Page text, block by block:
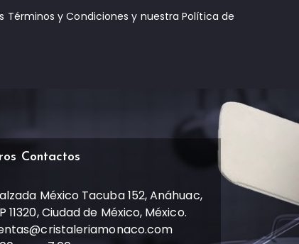
Términos y Condiciones y nuestra Política de
Contactos
México Tacuba 152, Anáhuac,
11320, Ciudad de México, México.